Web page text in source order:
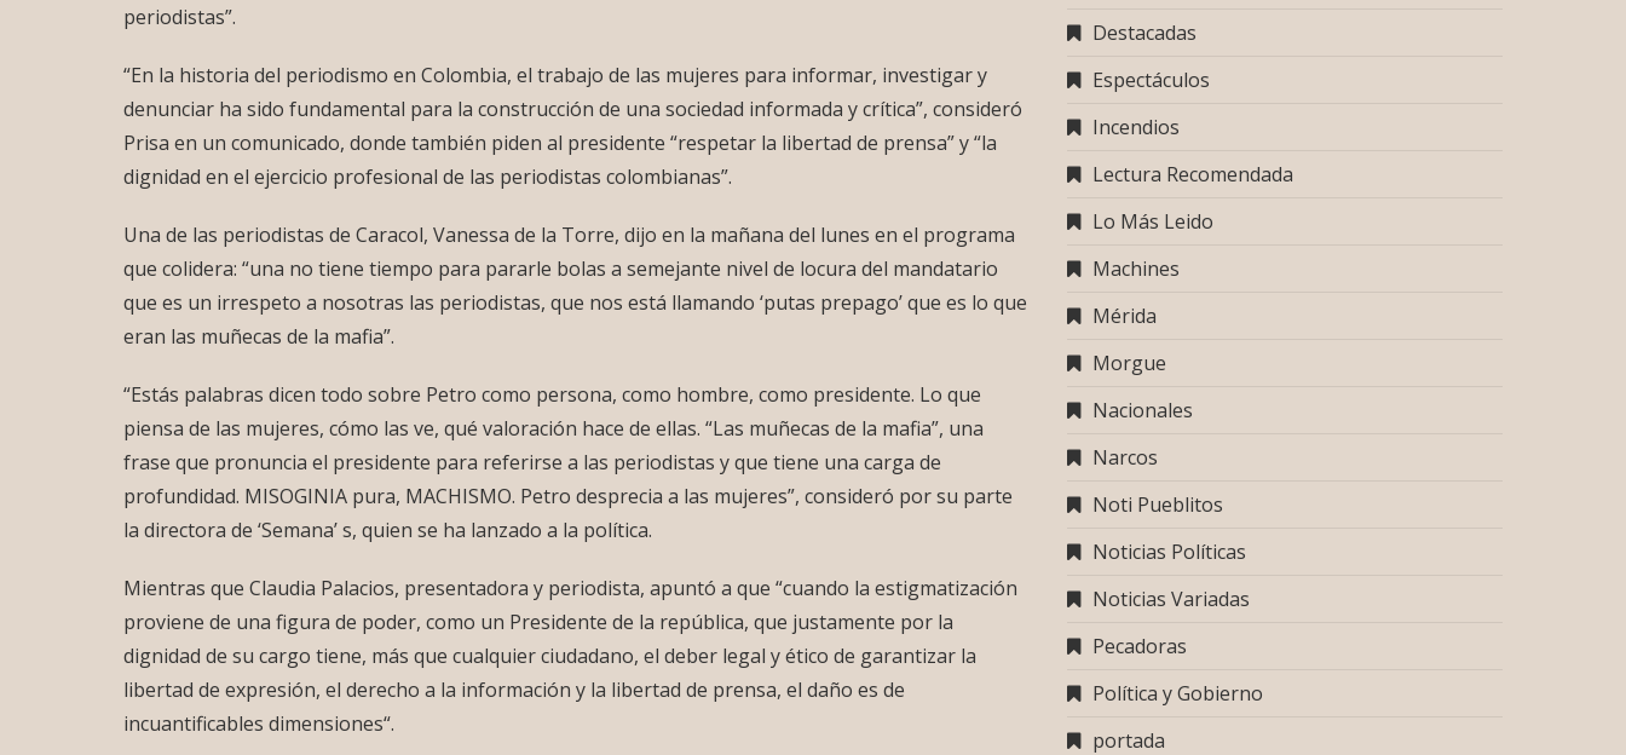
periodistas”.
“En la historia del periodismo en Colombia, el trabajo de las mujeres para informar, investigar y
denunciar ha sido fundamental para la construcción de una sociedad informada y crítica”, consideró
Prisa en un comunicado, donde también piden al presidente “respetar la libertad de prensa” y “la
dignidad en el ejercicio profesional de las periodistas colombianas”.
Una de las periodistas de Caracol, Vanessa de la Torre, dijo en la mañana del lunes en el programa
que colidera: “una no tiene tiempo para pararle bolas a semejante nivel de locura del mandatario
que es un irrespeto a nosotras las periodistas, que nos está llamando ‘putas prepago’ que es lo que
eran las muñecas de la mafia”.
“Estás palabras dicen todo sobre Petro como persona, como hombre, como presidente. Lo que
piensa de las mujeres, cómo las ve, qué valoración hace de ellas. “Las muñecas de la mafia”, una
frase que pronuncia el presidente para referirse a las periodistas y que tiene una carga de
profundidad. MISOGINIA pura, MACHISMO. Petro desprecia a las mujeres”, consideró por su parte
la directora de ‘Semana’ s, quien se ha lanzado a la política.
Mientras que Claudia Palacios, presentadora y periodista, apuntó a que “cuando la estigmatización
proviene de una figura de poder, como un Presidente de la república, que justamente por la
dignidad de su cargo tiene, más que cualquier ciudadano, el deber legal y ético de garantizar la
libertad de expresión, el derecho a la información y la libertad de prensa, el daño es de
incuantificables dimensiones“.
Destacadas
Espectáculos
Incendios
Lectura Recomendada
Lo Más Leido
Machines
Mérida
Morgue
Nacionales
Narcos
Noti Pueblitos
Noticias Políticas
Noticias Variadas
Pecadoras
Política y Gobierno
portada